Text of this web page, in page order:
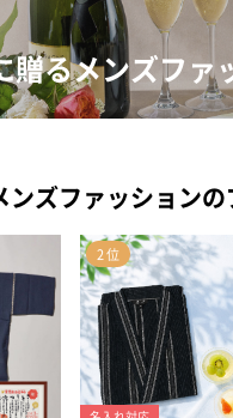
贈るメンズファ
ンズファッション